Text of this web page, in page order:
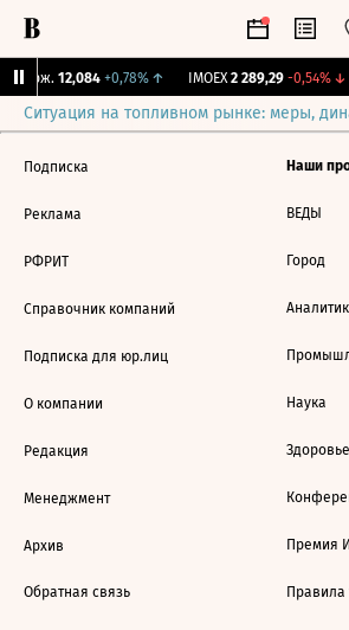
Бирж. 12,084 +0,78%↑ IMOEX 2 289,29 -0,54%↓
Ситуация на топливном рынке: меры,
Подписка
Реклама
РФРИТ
Справочник компаний
Подписка для юр.лиц
О компании
Редакция
Менеджмент
Архив
Обратная связь
Наши
ВЕДЫ
Город
Наука
Здоровье
Премия
Правила